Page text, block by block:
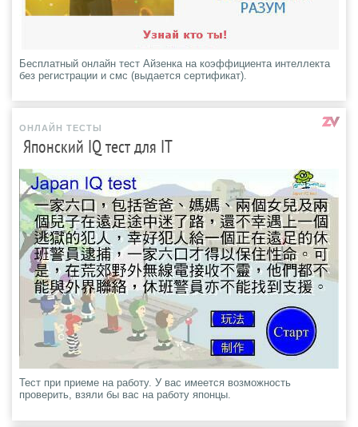
Бесплатный онлайн тест Айзенка на коэффициента интеллекта
без регистрации и смс (выдается сертификат).
ОНЛАЙН ТЕСТЫ
Японский IQ тест для IT
Тест при приеме на работу. У вас имеется возможность
проверить, взяли бы вас на работу японцы.